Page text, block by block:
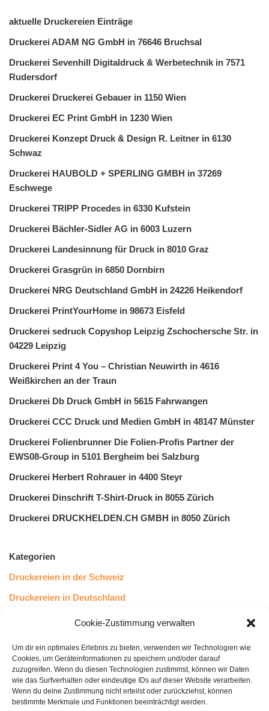
Cookie-Zustimmung verwalten
Um dir ein optimales Erlebnis zu bieten, verwenden wir Technologien wie
Cookies, um Geräteinformationen zu speichern und/oder darauf
zuzugreifen. Wenn du diesen Technologien zustimmst, können wir Daten
wie das Surfverhalten oder eindeutige IDs auf dieser Website verarbeiten.
Wenn du deine Zustimmung nicht erteilst oder zurückziehst, können
bestimmte Merkmale und Funktionen beeinträchtigt werden.
aktuelle Druckereien Einträge
Druckerei ADAM NG GmbH in 76646 Bruchsal
Druckerei Sevenhill Digitaldruck & Werbetechnik in 7571
Rudersdorf
Druckerei Druckerei Gebauer in 1150 Wien
Druckerei EC Print GmbH in 1230 Wien
Druckerei Konzept Druck & Design R. Leitner in 6130
Schwaz
Druckerei HAUBOLD + SPERLING GMBH in 37269
Eschwege
Druckerei TRIPP Procedes in 6330 Kufstein
Druckerei Bächler-Sidler AG in 6003 Luzern
Druckerei Landesinnung für Druck in 8010 Graz
Druckerei Grasgrün in 6850 Dornbirn
Druckerei NRG Deutschland GmbH in 24226 Heikendorf
Druckerei PrintYourHome in 98673 Eisfeld
Druckerei sedruck Copyshop Leipzig Zschochersche Str. in
04229 Leipzig
Druckerei Print 4 You – Christian Neuwirth in 4616
Weißkirchen an der Traun
Druckerei Db Druck GmbH in 5615 Fahrwangen
Druckerei CCC Druck und Medien GmbH in 48147 Münster
Druckerei Folienbrunner Die Folien-Profis Partner der
EWS08-Group in 5101 Bergheim bei Salzburg
Druckerei Herbert Rohrauer in 4400 Steyr
Druckerei Dinschrift T-Shirt-Druck in 8055 Zürich
Druckerei DRUCKHELDEN.CH GMBH in 8050 Zürich
Kategorien
Druckereien in der Schweiz
Druckereien in Deutschland
Druckereien in Österreich
Kundenstimmen